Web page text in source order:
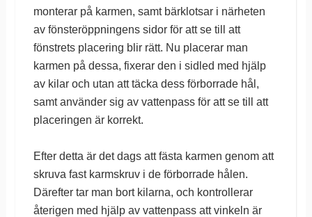
monterar på karmen, samt bärklotsar i närheten
av fönsteröppningens sidor för att se till att
fönstrets placering blir rätt. Nu placerar man
karmen på dessa, fixerar den i sidled med hjälp
av kilar och utan att täcka dess förborrade hål,
samt använder sig av vattenpass för att se till att
placeringen är korrekt.
Efter detta är det dags att fästa karmen genom att
skruva fast karmskruv i de förborrade hålen.
Därefter tar man bort kilarna, och kontrollerar
återigen med hjälp av vattenpass att vinkeln är